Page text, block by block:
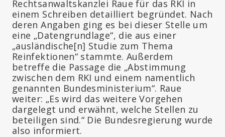
Rechtsanwaltskanzlei Raue für das RKI in
einem Schreiben detailliert begründet. Nach
deren Angaben ging es bei dieser Stelle um
eine „Datengrundlage“, die aus einer
„ausländische[n] Studie zum Thema
Reinfektionen“ stammte. Außerdem
betreffe die Passage die „Abstimmung
zwischen dem RKI und einem namentlich
genannten Bundesministerium“. Raue
weiter: „Es wird das weitere Vorgehen
dargelegt und erwähnt, welche Stellen zu
beteiligen sind.“ Die Bundesregierung wurde
also informiert.